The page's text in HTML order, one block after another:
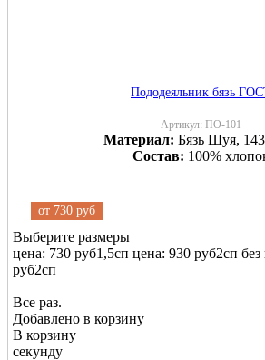
Пододеяльник бязь
Артикул: ПО-101
Материал: Бязь Шуя,
Состав: 100%
от 730 руб
Выберите размеры
цена: 730 руб1,5сп цена: 930 руб2сп
руб2сп
Все раз.
Добавлено в корзину
В корзину
секунду